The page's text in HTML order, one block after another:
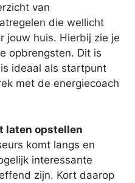
van
die wellicht
jouw huis. Hierbij zie je
opbrengsten. Dit is
ideaal als startpunt
met de energiecoach
laten opstellen
komt langs en
interessante
zijn. Kort daarop